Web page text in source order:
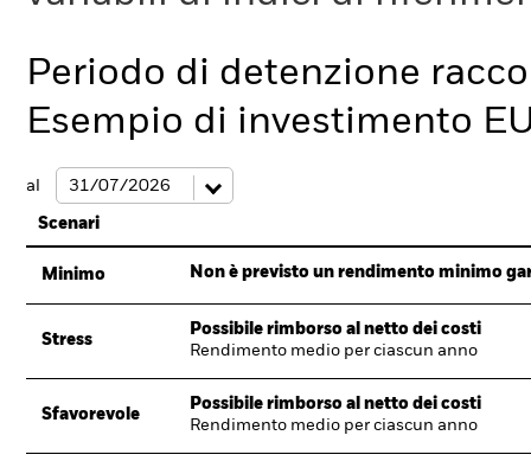
Periodo di detenzione
Esempio di investimento
al
Scenari
Minimo Non è previsto un rendimento minimo
Stress
Possibile rimborso al netto dei costi
Rendimento medio per ciascun anno
Sfavorevole
Possibile rimborso al netto dei costi
Rendimento medio per ciascun anno